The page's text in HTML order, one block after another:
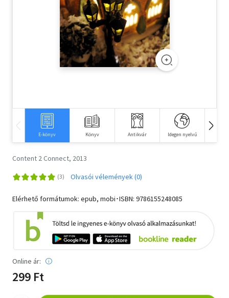
Tankönyv, segédkönyv
Társadalomtudomány
Természettudomány
E-könyv Könyv Antikvár Idegen nyelvű
Content 2 Connect, 2013
Olvasói vélemények (0)
Elérhető formátumok: epub, mobi･ISBN: 9786155248085
Online ár:
299 Ft